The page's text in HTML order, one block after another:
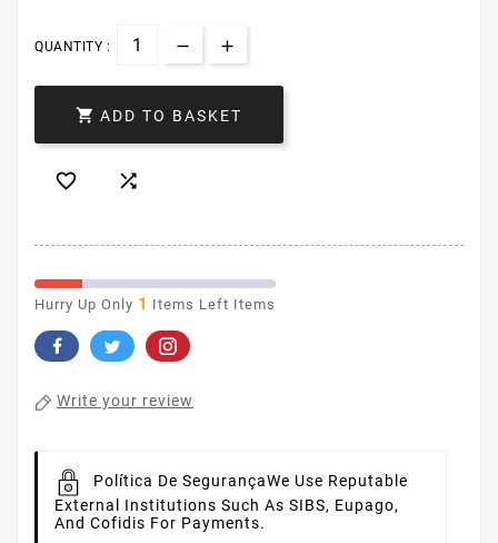
QUANTITY :
 ADD TO BASKET
 
Hurry Up Only 1 Items Left Items
Write your review
Política De SegurançaWe Use Reputable
External Institutions Such As SIBS, Eupago,
And Cofidis For Payments.